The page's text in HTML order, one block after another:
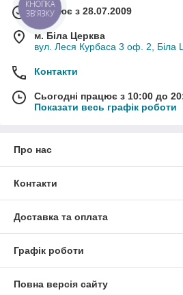
Працює з 28.07.2009
м. Біла Церква
вул. Леся Курбаса 3 оф. 2, Біла
Контакти
Сьогодні працює з 10:00 до
Показати весь графік роботи
Про нас
Контакти
Доставка та оплата
Графік роботи
Повна версія сайту
КНОПКА
ЗВ'ЯЗКУ